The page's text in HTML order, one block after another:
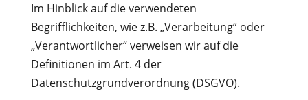
Im Hinblick auf die verwendeten
Begrifflichkeiten, wie z.B. „Verarbeitung“ oder
„Verantwortlicher“ verweisen wir auf die
Definitionen im Art. 4 der
Datenschutzgrundverordnung (DSGVO).